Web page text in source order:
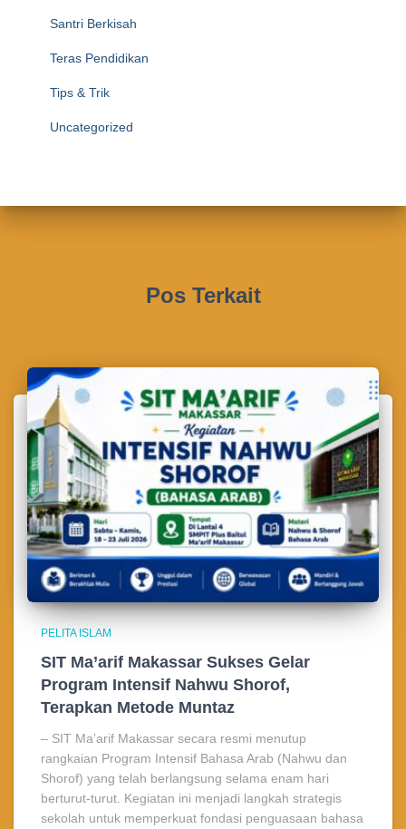
Santri Berkisah
Teras Pendidikan
Tips & Trik
Uncategorized
Pos Terkait
PELITA ISLAM
SIT Ma’arif Makassar Sukses Gelar
Program Intensif Nahwu Shorof,
Terapkan Metode Muntaz
– SIT Ma’arif Makassar secara resmi menutup
rangkaian Program Intensif Bahasa Arab (Nahwu dan
Shorof) yang telah berlangsung selama enam hari
berturut-turut. Kegiatan ini menjadi langkah strategis
sekolah untuk memperkuat fondasi penguasaan bahasa